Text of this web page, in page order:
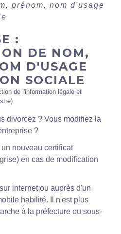
prénom, nom d'usage
:
DE NOM,
D'USAGE
SOCIALE
de l'information légale et
divorcez ? Vous modifiez la
?
nouveau certificat
en cas de modification
internet ou auprès d'un
habilité. Il n'est plus
à la préfecture ou sous-